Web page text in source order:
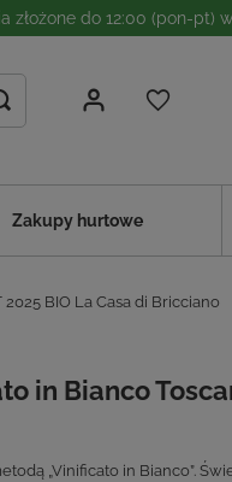
złożone do 12:00 (pon-pt)
Zakupy hurtowe
BIO La Casa di Bricciano
in Bianco
„Vinificato in Bianco”.